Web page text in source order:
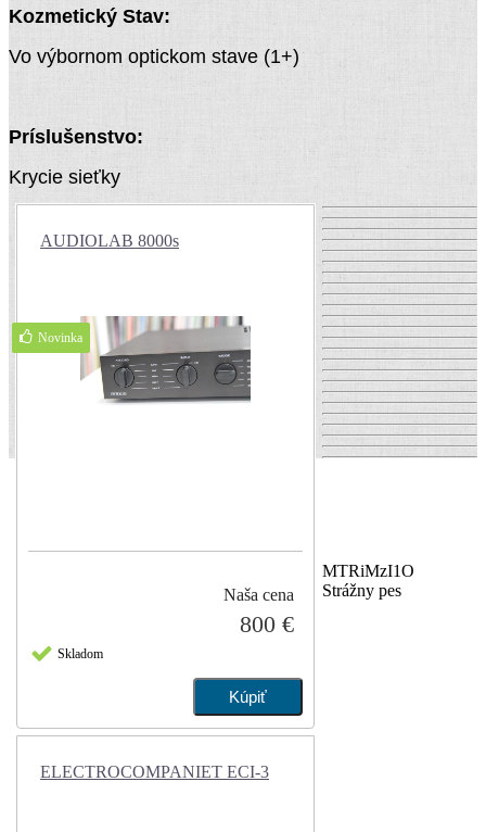
Kozmetický Stav:
Vo výbornom optickom stave (1+)
Príslušenstvo:
Krycie sieťky
AUDIOLAB 8000s
Naša cena
800 €
Skladom
Novinka
ELECTROCOMPANIET ECI-3
MTRiMzI1O
Strážny pes